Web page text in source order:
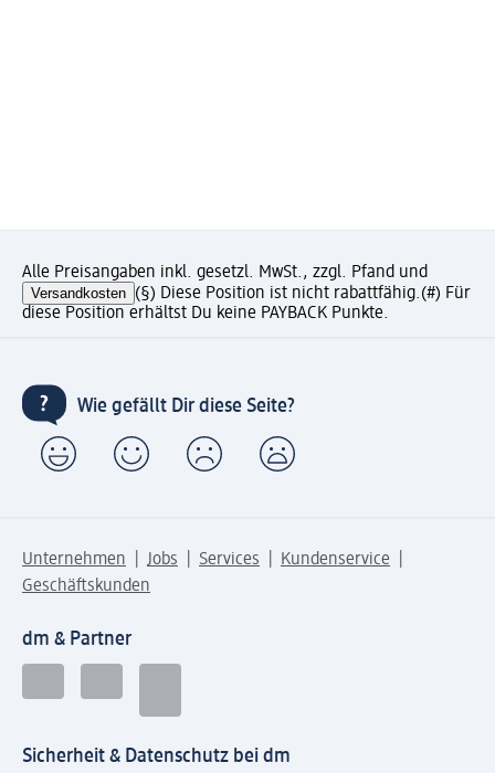
Alle Preisangaben inkl. gesetzl. MwSt., zzgl. Pfand und
Versandkosten (§) Diese Position ist nicht rabattfähig.(#) Für
diese Position erhältst Du keine PAYBACK Punkte.
Wie gefällt Dir diese Seite?
Unternehmen Jobs Services
Kundenservice
Geschäftskunden
dm & Partner
Sicherheit & Datenschutz bei dm